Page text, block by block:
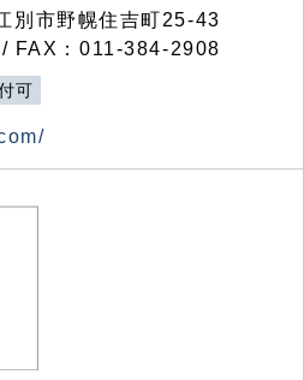
市野幌住吉町25-43
FAX：011-384-2908
可